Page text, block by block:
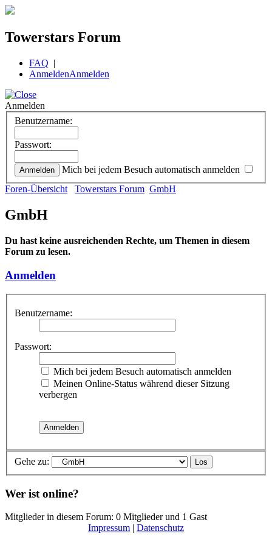
Towerstars Forum
FAQ |
AnmeldenAnmelden
Anmelden
Benutzername:
Passwort:
Mich bei jedem Besuch automatisch anmelden
Foren-Übersicht
Towerstars Forum GmbH
GmbH
Du hast keine ausreichenden Rechte, um Themen in diesem
Forum zu lesen.
Anmelden
Benutzername:
Passwort:
Mich bei jedem Besuch automatisch anmelden
Meinen Online-Status während dieser Sitzung
verbergen
Gehe zu:
Wer ist online?
Mitglieder in diesem Forum: 0 Mitglieder und 1 Gast
Impressum | Datenschutz